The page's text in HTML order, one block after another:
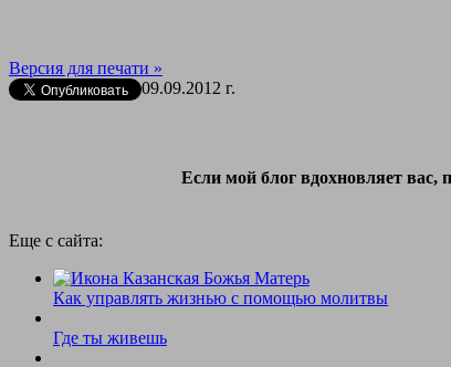
Версия для печати »
09.09.2012 г.
Если мой блог вдохновляет
Еще с сайта:
Как управлять жизнью с помощью молитвы
Где ты живешь